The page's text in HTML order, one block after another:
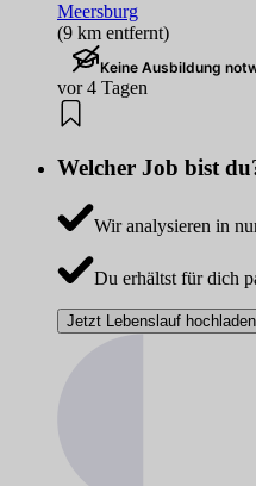
Meersburg
(9 km entfernt)
Keine Ausbildung
vor 4 Tagen
Welcher Job bist
Wir analysieren in
Du erhältst für dich
Jetzt Lebenslauf hochladen